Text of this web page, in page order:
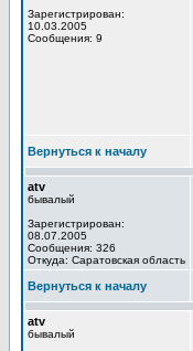
Зарегистрирован:
10.03.2005
Сообщения: 9
Вернуться к началу
atv
бывалый
Зарегистрирован:
08.07.2005
Сообщения: 326
Откуда: Саратовская область
Вернуться к началу
atv
бывалый